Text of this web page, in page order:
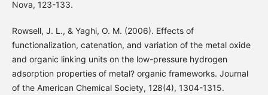
Nova, 123-133.
Rowsell, J. L., & Yaghi, O. M. (2006). Effects of
functionalization, catenation, and variation of the metal oxide
and organic linking units on the low-pressure hydrogen
adsorption properties of metal? organic frameworks. Journal
of the American Chemical Society, 128(4), 1304-1315.